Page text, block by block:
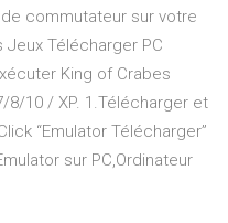
commutateur sur votre
Jeux Télécharger PC
King of Crabes
8/10 / XP. 1.Télécharger et
“Emulator Télécharger”
sur PC,Ordinateur